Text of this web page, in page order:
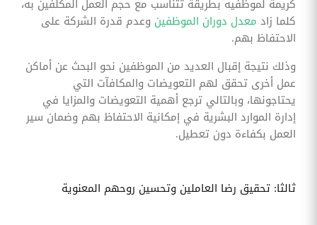
كريمة لموظفيه بطريقة تتناسب مع حجم العمل المكلفين به،
كلما زاد معدل دوران الموظفين وعدم قدرة الشركة على
الاحتفاظ بهم.
وذلك نتيجة إقبال العديد من الموظفين نحو البحث عن أماكن
عمل أخرى تحقق لهم التعويضات والمكافآت التي
يحتاجونها، وبالتالي ترجع أهمية التعويضات والمزايا في
إدارة الموارد البشرية في إمكانية الاحتفاظ بهم وضمان سير
العمل بكفاءة دون تعطيل.
ثالثا: تحقيق رضا العاملين وتحسين روحهم المعنوية